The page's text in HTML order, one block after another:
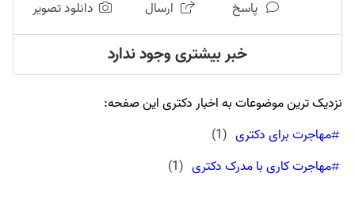
پاسخ ارسال دانلود تصویر
خبر بیشتری وجود ندارد
نزدیک ترین موضوعات به اخبار دکتری این صفحه:
مهاجرت برای دکتری (
1
)
مهاجرت کاری با مدرک دکتری (
1
)